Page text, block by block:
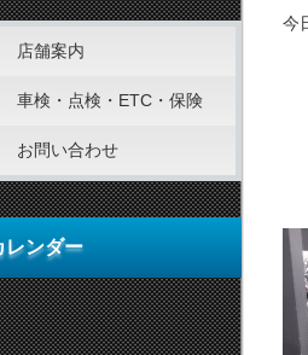
今
店舗案内
車検・点検・ETC・保険
お問い合わせ
レンダー